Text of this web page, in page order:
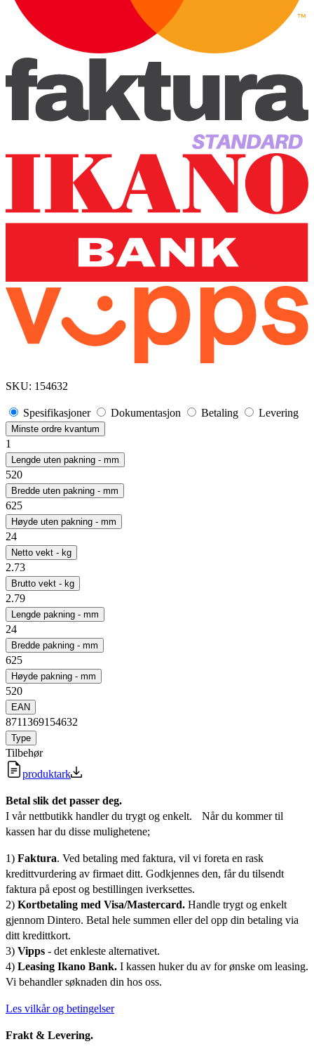
SKU: 154632
Spesifikasjoner Dokumentasjon Betaling Levering
Minste ordre kvantum
1
Lengde uten pakning - mm
520
Bredde uten pakning - mm
625
Høyde uten pakning - mm
24
Netto vekt - kg
2.73
Brutto vekt - kg
2.79
Lengde pakning - mm
24
Bredde pakning - mm
625
Høyde pakning - mm
520
EAN
8711369154632
Type
Tilbehør
produktark
Betal slik det passer deg.
I vår nettbutikk handler du trygt og enkelt. Når du kommer til
kassen har du disse mulighetene;
1) Faktura. Ved betaling med faktura, vil vi foreta en rask
kredittvurdering av firmaet ditt. Godkjennes den, får du tilsendt
faktura på epost og bestillingen iverksettes.
2) Kortbetaling med Visa/Mastercard. Handle trygt og enkelt
gjennom Dintero. Betal hele summen eller del opp din betaling via
ditt kredittkort.
3) Vipps - det enkleste alternativet.
4) Leasing Ikano Bank. I kassen huker du av for ønske om leasing.
Vi behandler søknaden din hos oss.
Les vilkår og betingelser
Frakt & Levering.